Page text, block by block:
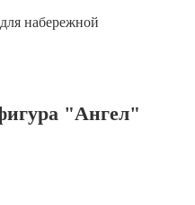
набережной
"Ангел"